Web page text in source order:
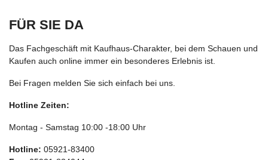
FÜR SIE DA
Das Fachgeschäft mit Kaufhaus-Charakter, bei dem Schauen und
Kaufen auch online immer ein besonderes Erlebnis ist.
Bei Fragen melden Sie sich einfach bei uns.
Hotline Zeiten:
Montag - Samstag 10:00 -18:00 Uhr
Hotline: 05921-83400